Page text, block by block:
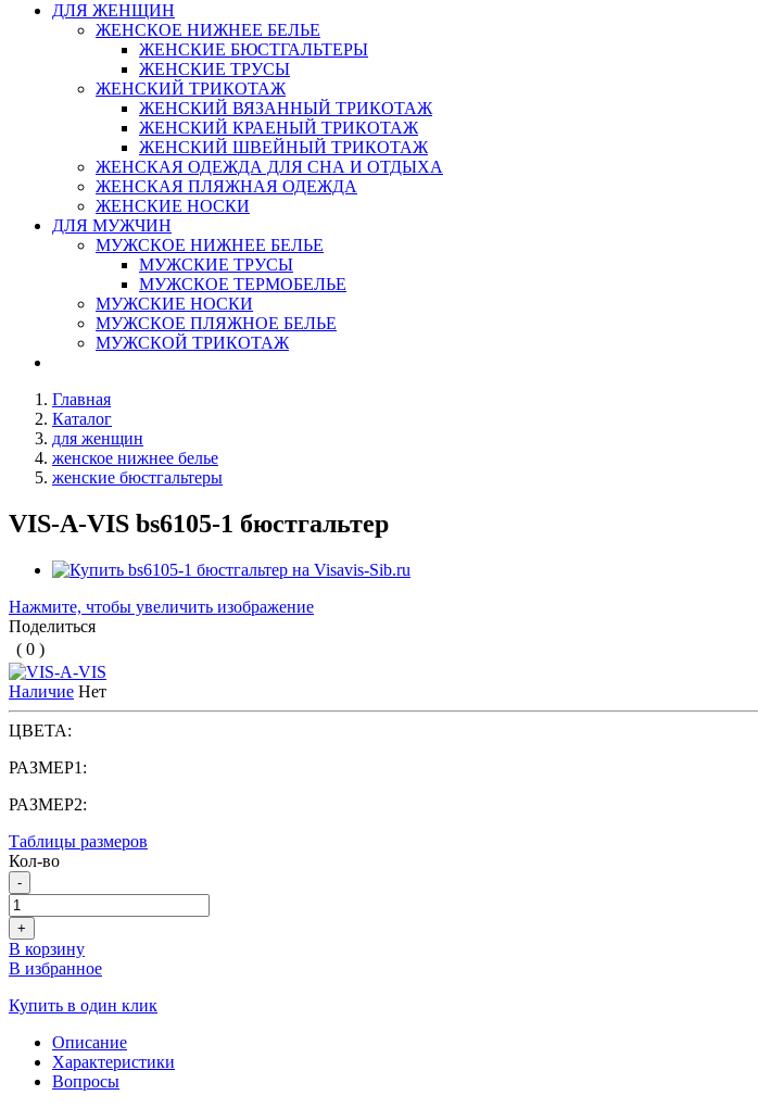
ДЛЯ ЖЕНЩИН
ЖЕНСКОЕ НИЖНЕЕ БЕЛЬЕ
ЖЕНСКИЕ БЮСТГАЛЬТЕРЫ
ЖЕНСКИЕ ТРУСЫ
ЖЕНСКИЙ ТРИКОТАЖ
ЖЕНСКИЙ ВЯЗАННЫЙ ТРИКОТАЖ
ЖЕНСКИЙ КРАЕНЫЙ ТРИКОТАЖ
ЖЕНСКИЙ ШВЕЙНЫЙ ТРИКОТАЖ
ЖЕНСКАЯ ОДЕЖДА ДЛЯ СНА И ОТДЫХА
ЖЕНСКАЯ ПЛЯЖНАЯ ОДЕЖДА
ЖЕНСКИЕ НОСКИ
ДЛЯ МУЖЧИН
МУЖСКОЕ НИЖНЕЕ БЕЛЬЕ
МУЖСКИЕ ТРУСЫ
МУЖСКОЕ ТЕРМОБЕЛЬЕ
МУЖСКИЕ НОСКИ
МУЖСКОЕ ПЛЯЖНОЕ БЕЛЬЕ
МУЖСКОЙ ТРИКОТАЖ
Главная
Каталог
для женщин
женское нижнее белье
женские бюстгальтеры
VIS-A-VIS bs6105-1 бюстгальтер
Нажмите, чтобы увеличить изображение
Поделиться
( 0 )
Наличие Нет
ЦВЕТА:
РАЗМЕР1:
РАЗМЕР2:
Таблицы размеров
Кол-во
-
+
В корзину
В избранное
Купить в один клик
Описание
Характеристики
Вопросы